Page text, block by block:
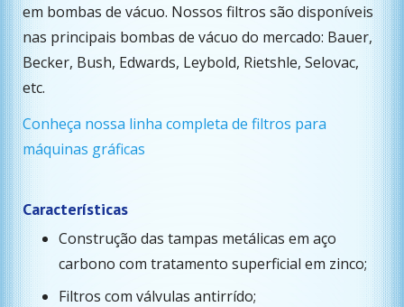
em bombas de vácuo. Nossos filtros são disponíveis
nas principais bombas de vácuo do mercado: Bauer,
Becker, Bush, Edwards, Leybold, Rietshle, Selovac,
etc.
Conheça nossa linha completa de filtros para
máquinas gráficas
Características
Construção das tampas metálicas em aço
carbono com tratamento superficial em zinco;
Filtros com válvulas antirrído;